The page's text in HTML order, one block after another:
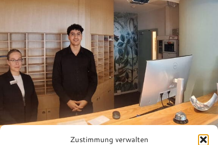
Zustimmung verwalten